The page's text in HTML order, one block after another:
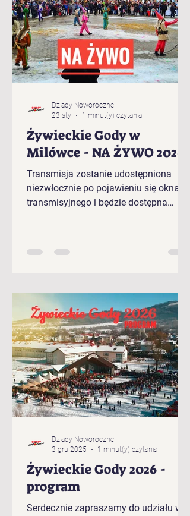
Żywieckie Gody w
Milówce - NA ŻYWO 2026
Transmisja zostanie udostępniona
niezwłocznie po pojawieniu się okna
transmisyjnego i będzie dostępna
Prusowa „Bucki” spod Snozy „Bratanki
zza Potoka” z Brzuśnika „Bojcery” z
Milówki „Przybłędy” z Przybędzy
„Wyrwicisy” z Ciśca „Romanka” z
Żabnicy „Harnasie z Łyngu” z Milówki
„K
Dziady Noworoczne
23 sty
1 minut(y) czytania
Żywieckie Gody 2026 -
program
Serdecznie zapraszamy do udziału w
Dziady Noworoczne
3 gru 2025
1 minut(y) czytania